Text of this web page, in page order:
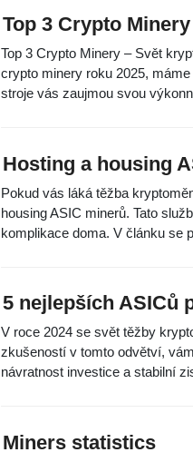
Top 3 Crypto
Top 3 Crypto Minery – Svět
crypto minery roku 2025,
stroje vás zaujmou svou
Hosting a housing
Pokud vás láká těžba
housing ASIC minerů. Tato
komplikace doma. V článku se
5 nejlepších ASICů
V roce 2024 se svět těžby
zkušeností v tomto odvětví,
návratnost investice a stabilní
Miners statistics